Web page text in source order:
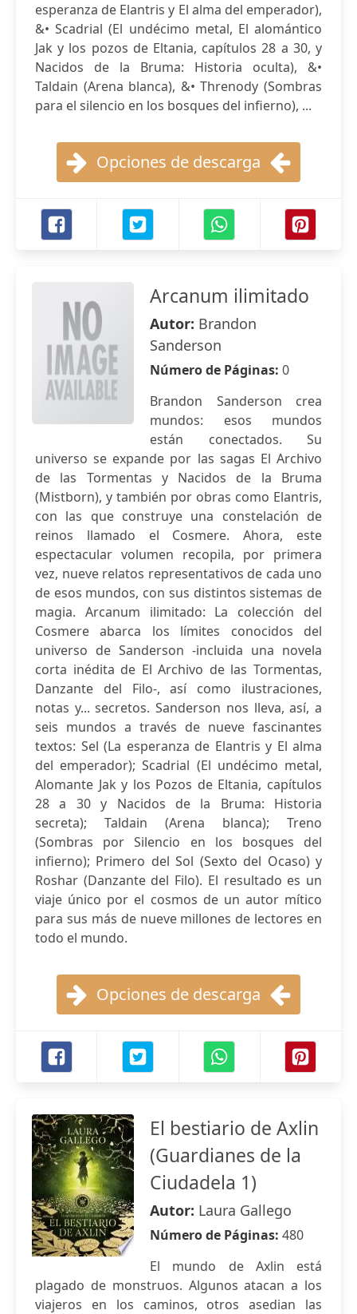
esperanza de Elantris y El alma del emperador),
&• Scadrial (El undécimo metal, El alomántico
Jak y los pozos de Eltania, capítulos 28 a 30, y
Nacidos de la Bruma: Historia oculta), &•
Taldain (Arena blanca), &• Threnody (Sombras
para el silencio en los bosques del infierno), ...
Opciones de descarga
Arcanum ilimitado
Autor: Brandon
Sanderson
Número de Páginas: 0
Brandon Sanderson crea
mundos: esos mundos
están conectados. Su
universo se expande por las sagas El Archivo
de las Tormentas y Nacidos de la Bruma
(Mistborn), y también por obras como Elantris,
con las que construye una constelación de
reinos llamado el Cosmere. Ahora, este
espectacular volumen recopila, por primera
vez, nueve relatos representativos de cada uno
de esos mundos, con sus distintos sistemas de
magia. Arcanum ilimitado: La colección del
Cosmere abarca los límites conocidos del
universo de Sanderson -incluida una novela
corta inédita de El Archivo de las Tormentas,
Danzante del Filo-, así como ilustraciones,
notas y... secretos. Sanderson nos lleva, así, a
seis mundos a través de nueve fascinantes
textos: Sel (La esperanza de Elantris y El alma
del emperador); Scadrial (El undécimo metal,
Alomante Jak y los Pozos de Eltania, capítulos
28 a 30 y Nacidos de la Bruma: Historia
secreta); Taldain (Arena blanca); Treno
(Sombras por Silencio en los bosques del
infierno); Primero del Sol (Sexto del Ocaso) y
Roshar (Danzante del Filo). El resultado es un
viaje único por el cosmos de un autor mítico
para sus más de nueve millones de lectores en
todo el mundo.
Opciones de descarga
El bestiario de Axlin
(Guardianes de la
Ciudadela 1)
Autor: Laura Gallego
Número de Páginas: 480
El mundo de Axlin está
plagado de monstruos. Algunos atacan a los
viajeros en los caminos, otros asedian las